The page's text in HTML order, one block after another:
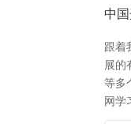
中
跟着
展的
等多
网学